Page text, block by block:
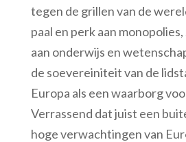
tegen de grillen van de
paal en perk aan
aan onderwijs en
de soevereiniteit van de
Europa als een waarborg
Verrassend dat juist een
hoge verwachtingen van